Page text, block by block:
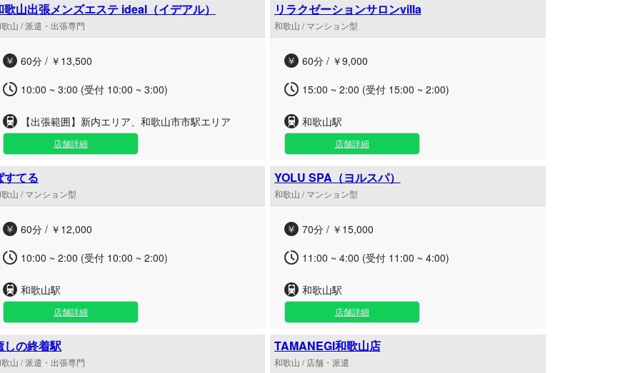
歌山出張メンズエステ ideal（イデアル）
山 / 派遣・出張専門
60分 / ￥13,500
10:00 ~ 3:00 (受付 10:00 ~ 3:00)
【出張範囲】新内エリア、和歌山市市駅エリア
店舗詳細
リラクゼーションサロンvilla
和歌山 / マンション型
60分 / ￥9,000
15:00 ~ 2:00 (受付 15:00 ~ 2:00)
和歌山駅
店舗詳細
すてる
山 / マンション型
60分 / ￥12,000
10:00 ~ 2:00 (受付 10:00 ~ 2:00)
和歌山駅
店舗詳細
YOLU SPA（ヨルスパ）
和歌山 / マンション型
70分 / ￥15,000
11:00 ~ 4:00 (受付 11:00 ~ 4:00)
和歌山駅
店舗詳細
しの終着駅
山 / 派遣・出張専門
TAMANEGI和歌山店
和歌山 / 店舗・派遣